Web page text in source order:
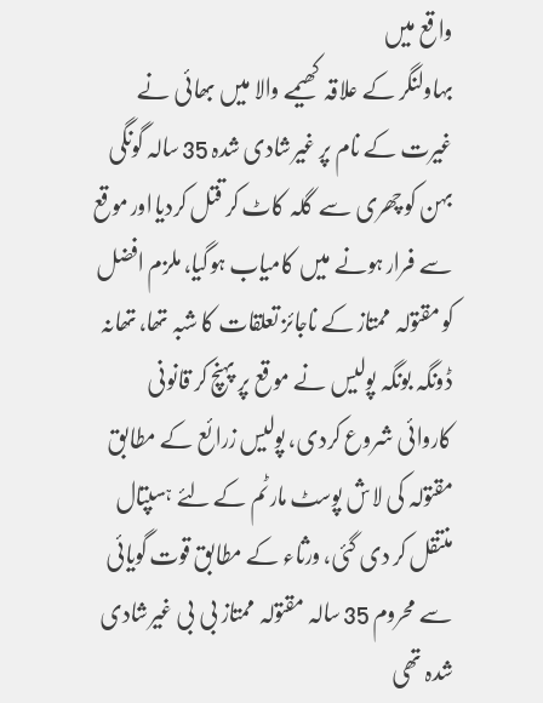
واقع میں
بہاولنگر کے علاقہ کھیمے والا میں بھائی نے
غیرت کے نام پر غیر شادی شدہ 35 سالہ گونگی
بہن کو چھری سے گلہ کاٹ کر قتل کردیا اور موقع
سے فرار ہونے میں کامیاب ہو گیا، ملزم افضل
کو مقتولہ ممتاز کے ناجائز تعلقات کا شبہ تھا، تھانہ
ڈونگہ بونگہ پولیس نے موقع پر پہنچ کر قانونی
کاروائی شروع کردی، پولیس زرائع کے مطابق
مقتولہ کی لاش پوسٹ مارٹم کے لئے ہسپتال
منتقل کر دی گئی، ورثاء کے مطابق قوت گویائی
سے محروم 35 سالہ مقتولہ ممتاز بی بی غیر شادی
شدہ تھی